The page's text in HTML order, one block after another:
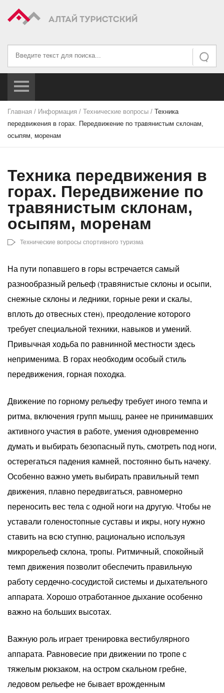
Искать
Искать...
Главная / Информация / Технические вопросы / Техника
передвижения в горах. Передвижение по травянистым склонам,
осыпям, моренам
Техника передвижения в
горах. Передвижение по
травянистым склонам,
осыпям, моренам
Технические вопросы спортивного туризма
На пути попавшего в горы встречается самый
разнообразный рельеф (травянистые склоны и осыпи,
снежные склоны и ледники, горные реки и скалы,
вплоть до отвесных стен), преодоление которого
требует специальной техники, навыков и умений.
Привычная ходьба по равнинной местности здесь
неприменима. В горах необходим особый стиль
передвижения, горная походка.
Движение по горному рельефу требует иного темпа и
ритма, включения групп мышц, ранее не принимавших
активного участия в работе, умения одновременно
думать и выбирать безопасный путь, смотреть под ноги,
остерегаться падения камней, постоянно быть начеку.
Особенно важно уметь выбирать правильный темп
движения, плавно передвигаться, равномерно
переносить вес тела с одной ноги на другую. Чтобы не
уставали голеностопные суставы и икры, ногу нужно
ставить на всю ступню, рационально используя
микрорельеф склона, тропы. Ритмичный, спокойный
темп движения позволит обеспечить правильную
работу сердечно-сосудистой системы и дыхательного
аппарата. Хорошо отработанное дыхание особенно
важно на больших высотах.
Важную роль играет тренировка вестибулярного
аппарата. Равновесие при движении по тропе с
тяжелым рюкзаком, на остром скальном гребне,
ледовом рельефе не бывает врожденным